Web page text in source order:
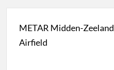
METAR Midden-Zeeland
Airfield